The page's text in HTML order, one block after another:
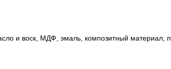
и воск, МДФ, эмаль, композитный материал,